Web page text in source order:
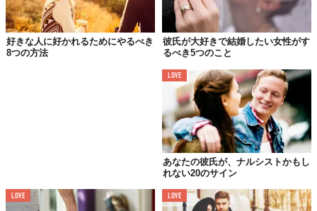
妻よりも浮気相手よりも
結局、自分がいちばん可愛い
「隠れ浮気系」
好きな人に好かれるためにやるべき
8つの方法
彼氏が大好きで結婚したい女性がす
るべき5つのこと
LOVE
あなたの彼氏が、ナルシストかもし
れない20のサイン
LOVE LOVE